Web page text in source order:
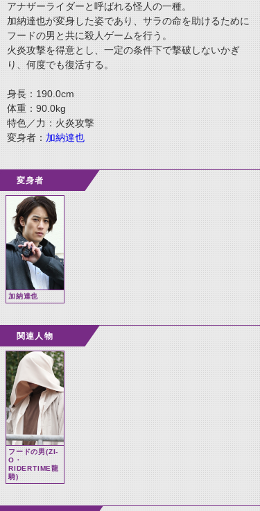
アナザーライダーと呼ばれる怪人の一種。
加納達也が変身した姿であり、サラの命を助けるために
フードの男と共に殺人ゲームを行う。
火炎攻撃を得意とし、一定の条件下で撃破しないかぎ
り、何度でも復活する。
身長：190.0cm
体重：90.0kg
特色／力：火炎攻撃
変身者： 加納達也
変身者
加納達也
関連人物
フードの男(ZI-
O・
RIDERTIME龍
騎)